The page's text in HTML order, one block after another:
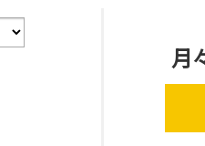
月